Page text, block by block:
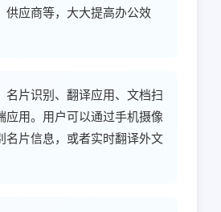
供应商等，大大提高办公效
名片识别、翻译应用、文档扫
应用。用户可以通过手机摄像
名片信息，或者实时翻译外文